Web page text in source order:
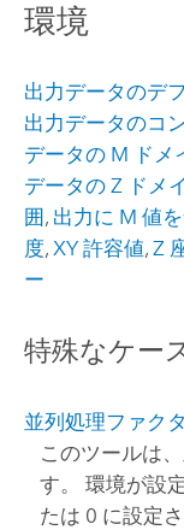
環境
出力データのデ
出力データのコ
データの M ドメ
データの Z ドメ
囲 , 出力に M 値
度, XY 許容値, Z
ー
特殊なケー
並列処理ファク
このツールは
す。 環境が設
たは 0 に設定